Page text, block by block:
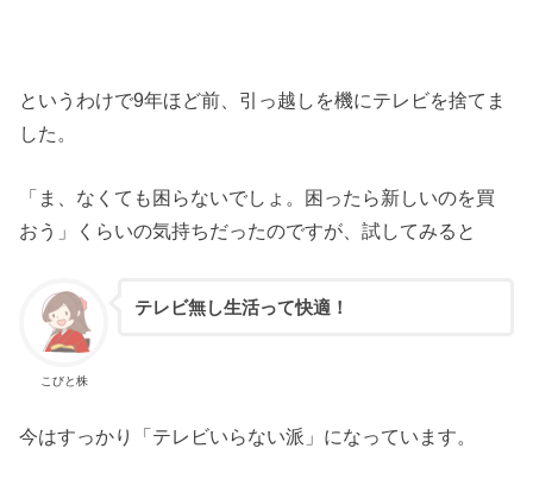
というわけで9年ほど前、引っ越しを機にテレビを捨てま
した。
「ま、なくても困らないでしょ。困ったら新しいのを買
おう」くらいの気持ちだったのですが、試してみると
こびと株
テレビ無し生活って快適！
今はすっかり「テレビいらない派」になっています。